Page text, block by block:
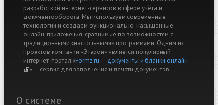
разработкой интернет-сервисов в сфере учёта и
документооборота. Мы используем современные
технологии и создаём функционально-насыщенные
онлайн-приложения, сравнимые по возможностям с
традиционными «настольными» программами. Одним из
проектов компании «Этерон» является популярный
интернет-портал «Formz.ru — документы и бланки онлайн
(link is external)
» — cервис для заполнения и печати документов.
О системе